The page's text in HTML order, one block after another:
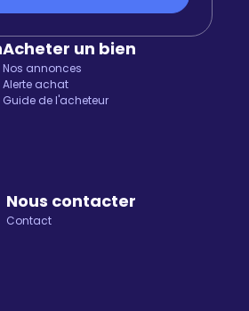
Acheter un bien
Nos annonces
Alerte achat
Guide de l'acheteur
Nous contacter
Contact